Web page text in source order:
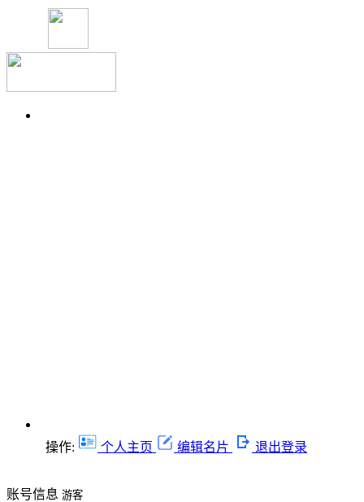
操作: 个人主页 编辑名片 退出登录
账号信息 游客